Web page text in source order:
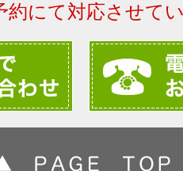
約にて対応させて